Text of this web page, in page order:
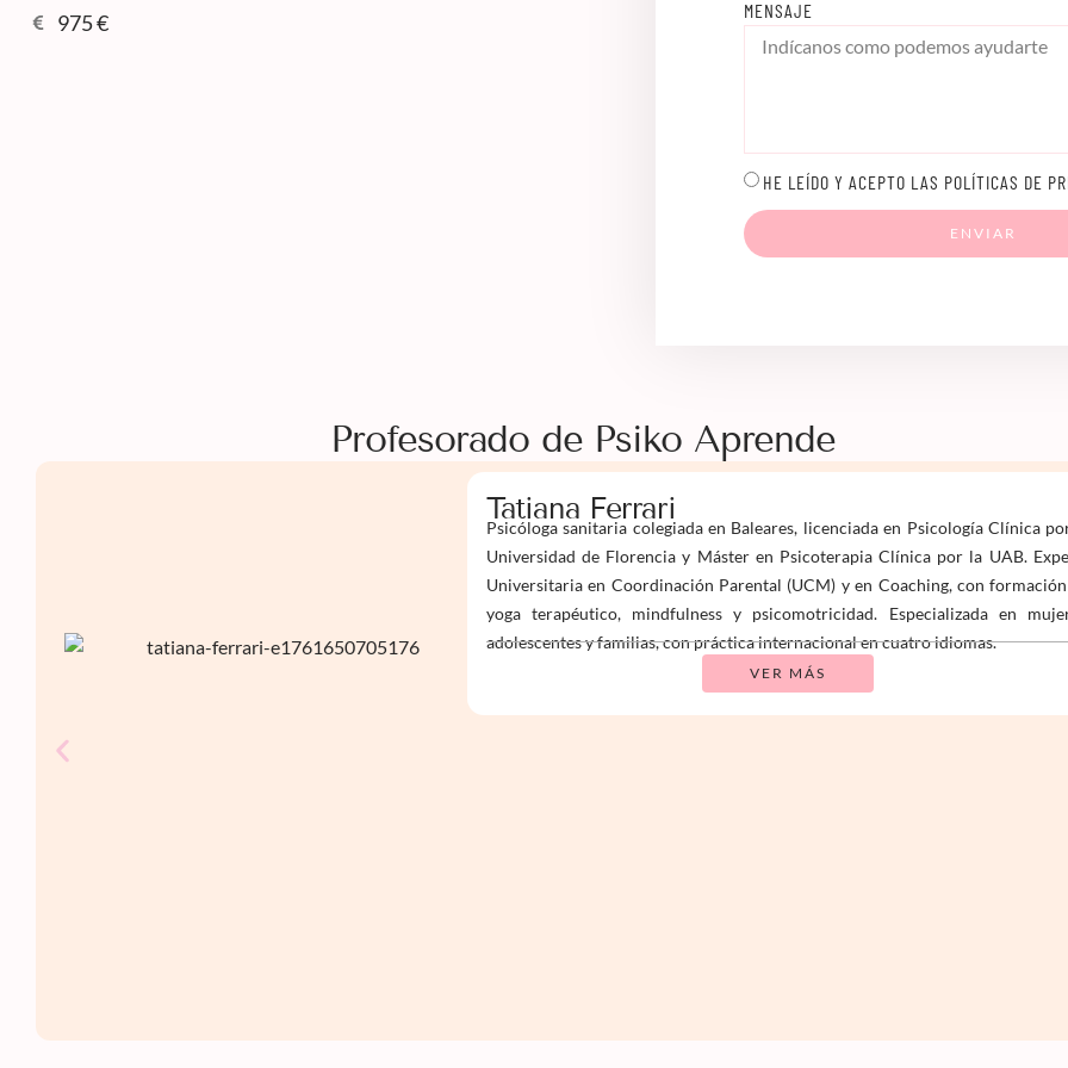
975 €
MENSAJE
HE LEÍDO Y ACEPTO LAS POLÍTICAS DE
ENVIAR
Profesorado de Psiko Aprende
Tatiana Ferrari
Psicóloga sanitaria colegiada en Baleares, licenciada en Psicología Clínica
Universidad de Florencia y Máster en Psicoterapia Clínica por la UAB.
Universitaria en Coordinación Parental (UCM) y en Coaching, con
yoga terapéutico, mindfulness y psicomotricidad. Especializada en
adolescentes y familias, con práctica internacional en cuatro idiomas.
VER MÁS